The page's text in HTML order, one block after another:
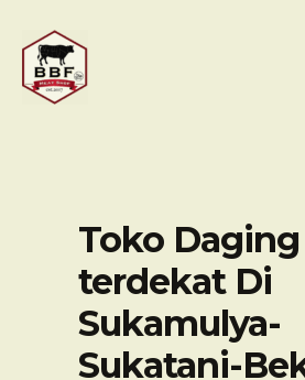
content
Toko Daging
terdekat Di
Sukamulya-
Sukatani-